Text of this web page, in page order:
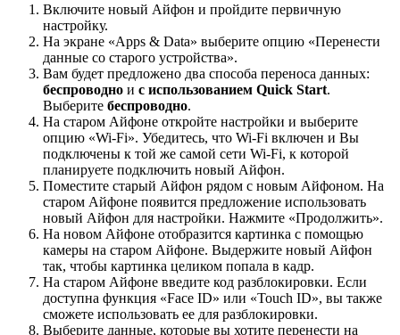
Включите новый Айфон и пройдите первичную
настройку.
На экране «Apps & Data» выберите опцию «Перенести
данные со старого устройства».
Вам будет предложено два способа переноса данных:
беспроводно и с использованием Quick Start.
Выберите беспроводно.
На старом Айфоне откройте настройки и выберите
опцию «Wi-Fi». Убедитесь, что Wi-Fi включен и Вы
подключены к той же самой сети Wi-Fi, к которой
планируете подключить новый Айфон.
Поместите старый Айфон рядом с новым Айфоном. На
старом Айфоне появится предложение использовать
новый Айфон для настройки. Нажмите «Продолжить».
На новом Айфоне отобразится картинка с помощью
камеры на старом Айфоне. Выдержите новый Айфон
так, чтобы картинка целиком попала в кадр.
На старом Айфоне введите код разблокировки. Если
доступна функция «Face ID» или «Touch ID», вы также
сможете использовать ее для разблокировки.
Выберите данные, которые вы хотите перенести на